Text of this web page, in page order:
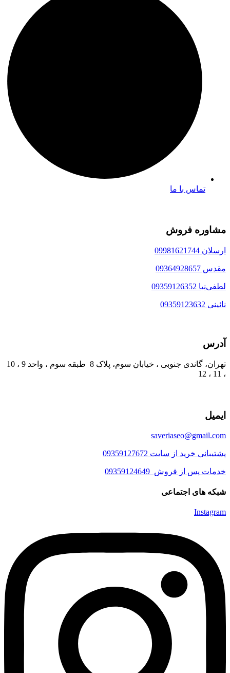
تماس با ما
مشاوره فروش
ارسلان 09981621744
مقدس 09364928657
لطفی‌نیا 09359126352
نائینی 09359123632
آدرس
تهران، گاندی جنوبی ، خیابان سوم، پلاک 8 طبقه سوم ، واحد 9 ، 10
، 11 ، 12
ایمیل
saveriaseo@gmail.com
پشتیبانی خرید از سایت 09359127672
خدمات پس از فروش 09359124649
شبکه های اجتماعی
Instagram